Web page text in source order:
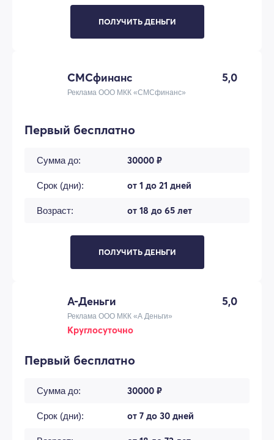
ПОЛУЧИТЬ ДЕНЬГИ
СМСфинанс 5,0
Реклама ООО МКК «СМСфинанс»
Первый бесплатно
Сумма до: 30000 ₽
Срок (дни): от 1 до 21 дней
Возраст: от 18 до 65 лет
ПОЛУЧИТЬ ДЕНЬГИ
А-Деньги 5,0
Реклама ООО МКК «А Деньги»
Круглосуточно
Первый бесплатно
Сумма до: 30000 ₽
Срок (дни): от 7 до 30 дней